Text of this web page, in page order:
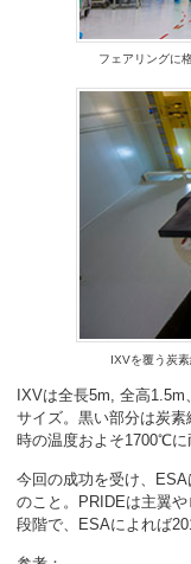
フェアリングに
IXVを覆う炭
IXVは全長5m, 全高
サイズ。黒い部分は炭
時の温度およそ1700℃に
今回の成功を受け、
のこと。PRIDEは主翼
段階で、ESAによれば